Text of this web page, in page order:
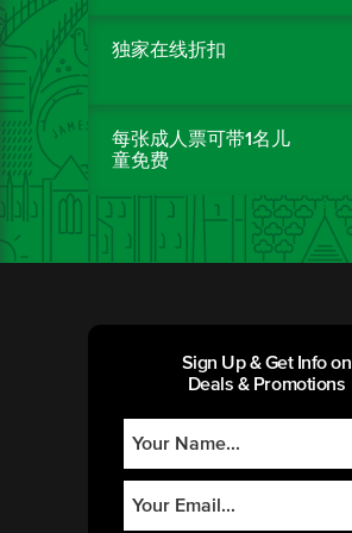
独家在线折扣
每张成人票可带1名儿
童免费
Sign Up & Get Info on
Deals & Promotions